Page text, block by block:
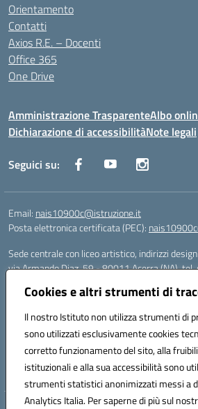
Cookies e altri strumenti di
Il nostro Istituto non utilizza strumenti di
sono utilizzati esclusivamente cookies
corretto funzionamento del sito, alla
istituzionali e alla sua accessibilità sono
strumenti statistici anonimizzati messi a
Analytics Italia. Per saperne di più sul
Orientamento
Contatti
Axios R.E. – Docenti
Office 365
One Drive
Amministrazione TrasparenteAlbo
Dichiarazione di accessibilitàNote legali
Seguici su:
Email: nais10900c@istruzione.it
Posta elettronica certificata (PEC):
Sede centrale con liceo artistico, indirizzi
via Armando Diaz, 59 - 80011 Acerra (NA),
via T. Campanella, 80011 Acerra (NA), tel/
Sede succursale con liceo musicale:
via S. Pellico, 80011 Acerra (NA), tel:
Email: nais10900c@istruzione.it | PEC:
Nome Ufficio PA: Uff_eFatturaPA | Codice
C.Fisc: 93056740637